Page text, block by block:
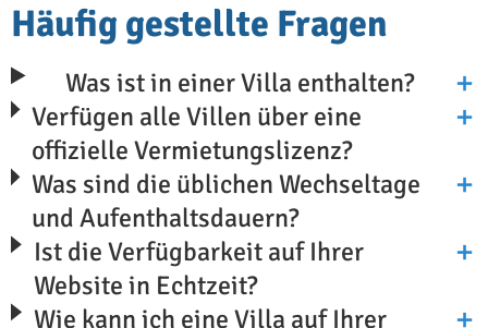
Häufig gestellte Fragen
Was ist in einer Villa enthalten?
Verfügen alle Villen über eine
offizielle Vermietungslizenz?
Was sind die üblichen Wechseltage
und Aufenthaltsdauern?
Ist die Verfügbarkeit auf Ihrer
Website in Echtzeit?
Wie kann ich eine Villa auf Ihrer